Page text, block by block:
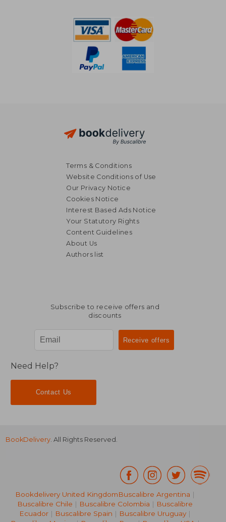
Terms & Conditions
Website Conditions of Use
Our Privacy Notice
Cookies Notice
Interest Based Ads Notice
Your Statutory Rights
Content Guidelines
About Us
Authors list
Subscribe to receive offers and
discounts
Need Help?
Contact Us
BookDelivery . All Rights Reserved.
Bookdelivery United KingdomBuscalibre Argentina |
Buscalibre Chile | Buscalibre Colombia | Buscalibre
Ecuador | Buscalibre Spain | Buscalibre Uruguay |